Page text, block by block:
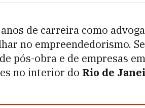
de carreira como
no empreendedorismo.
pós-obra e de empresas em
no interior do Rio de